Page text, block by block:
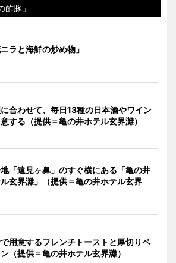
酢豚」
ニラと海鮮の炒め物」
合わせて、毎日13種の日本酒やワイン
する（提供＝亀の井ホテル玄界灘）
「遠見ヶ鼻」のすぐ横にある「亀の井
玄界灘」（提供＝亀の井ホテル玄界
用意するフレンチトーストと厚切りベ
（提供＝亀の井ホテル玄界灘）